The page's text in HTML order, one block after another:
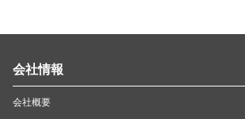
会社情報
会社概要